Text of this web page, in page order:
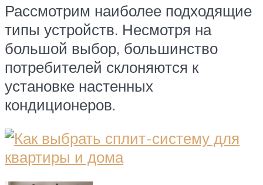
Рассмотрим наиболее подходящие
типы устройств. Несмотря на
большой выбор, большинство
потребителей склоняются к
установке настенных
кондиционеров.